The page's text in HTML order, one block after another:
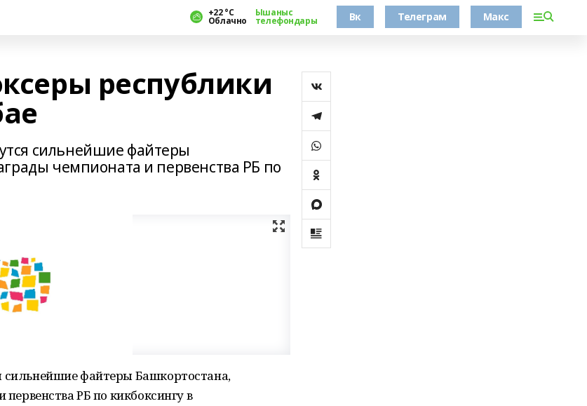
+22 °С
Облачно
Ышаныс
телефондары Вк Телеграм Макс
республики
сильнейшие файтеры
чемпионата и первенства РБ по
файтеры Башкортостана,
РБ по кикбоксингу в